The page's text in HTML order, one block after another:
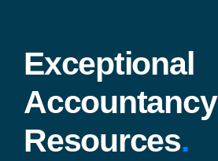
Exceptional
Accountancy
Resources.